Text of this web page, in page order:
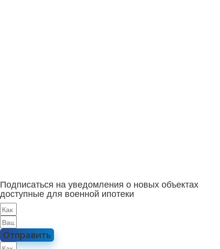
Подписаться на уведомления о новых объектах
доступные для военной ипотеки
Отправить